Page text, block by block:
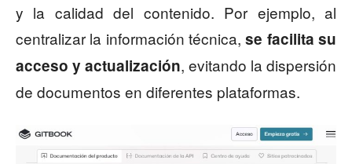
y la calidad del contenido. Por ejemplo, al
centralizar la información técnica,se facilita su
acceso y actualización, evitando la dispersión
de documentos en diferentes plataformas.